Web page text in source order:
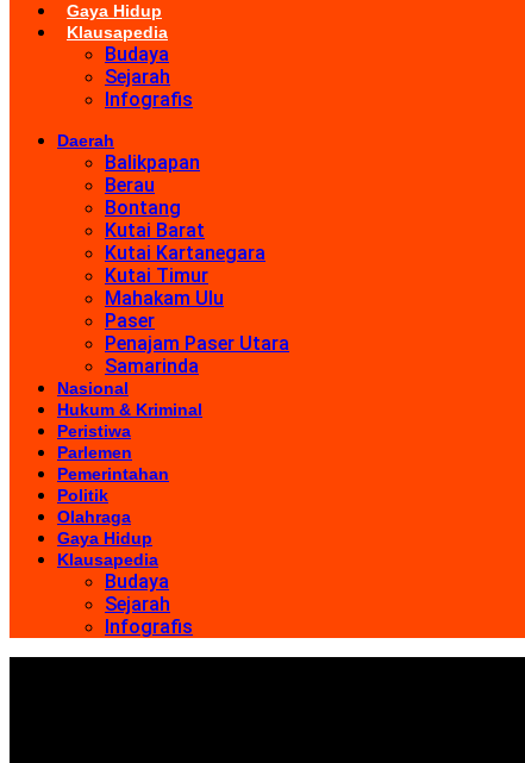
Gaya Hidup
Klausapedia
Budaya
Sejarah
Infografis
Daerah
Balikpapan
Berau
Bontang
Kutai Barat
Kutai Kartanegara
Kutai Timur
Mahakam Ulu
Paser
Penajam Paser Utara
Samarinda
Nasional
Hukum & Kriminal
Peristiwa
Parlemen
Pemerintahan
Politik
Olahraga
Gaya Hidup
Klausapedia
Budaya
Sejarah
Infografis